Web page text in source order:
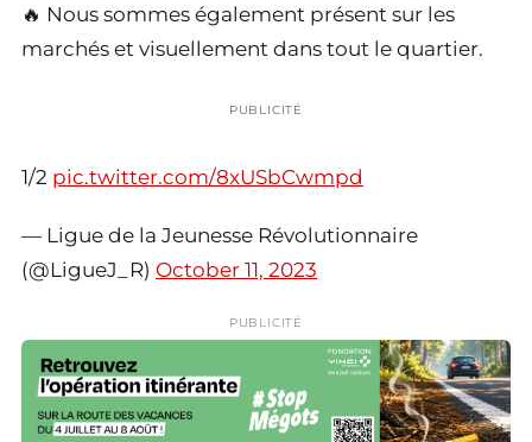
🔥 Nous sommes également présent sur les
marchés et visuellement dans tout le quartier.
PUBLICITÉ
1/2 pic.twitter.com/8xUSbCwmpd
— Ligue de la Jeunesse Révolutionnaire
(@LigueJ_R) October 11, 2023
PUBLICITÉ